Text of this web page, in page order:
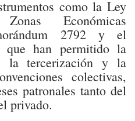
como la Ley
Económicas
2792 y el
que han permitido la
la tercerización y la
colectivas,
patronales tanto del
privado.